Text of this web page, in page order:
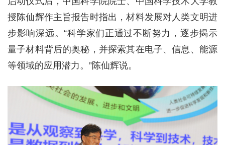
授陈仙辉作主旨报告时指出，材料发展对人类文明进
步影响深远。“科学家们正通过不断努力，逐步揭示
量子材料背后的奥秘，并探索其在电子、信息、能源
等领域的应用潜力。”陈仙辉说。